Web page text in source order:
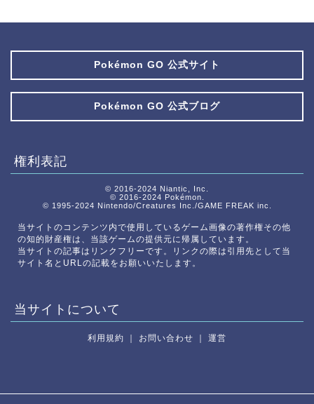
Pokémon GO 公式サイト
Pokémon GO 公式ブログ
権利表記
© 2016-2024 Niantic, Inc.
© 2016-2024 Pokémon.
© 1995-2024 Nintendo/Creatures Inc./GAME FREAK inc.
当サイトのコンテンツ内で使用しているゲーム画像の著作権その他
の知的財産権は、当該ゲームの提供元に帰属しています。
当サイトの記事はリンクフリーです。リンクの際は引用先として当
サイト名とURLの記載をお願いいたします。
当サイトについて
利用規約 お問い合わせ 運営